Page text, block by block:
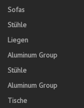
Sofas
Stühle
Liegen
Aluminum Group
Stühle
Aluminum Group
Tische